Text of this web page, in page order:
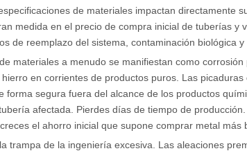
de materiales impactan directamente
medida en el precio de compra inicial de tuberías y
de reemplazo del sistema, contaminación biológica
materiales a menudo se manifiestan como
en corrientes de productos puros. Las
forma segura fuera del alcance de los productos
afectada. Pierdes días de tiempo de
el ahorro inicial que supone comprar metal más
trampa de la ingeniería excesiva. Las aleaciones